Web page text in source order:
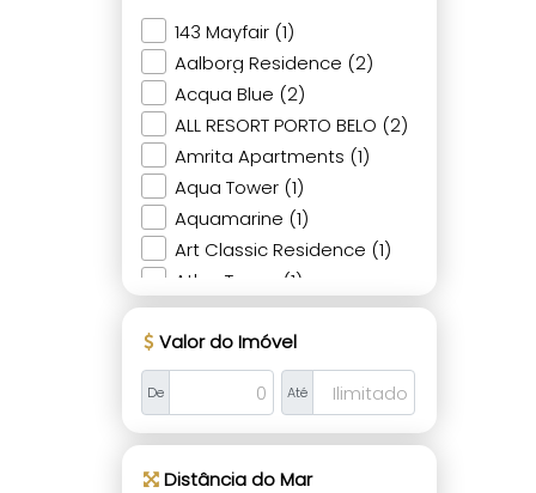
143 Mayfair (1)
Aalborg Residence (2)
Acqua Blue (2)
ALL RESORT PORTO BELO (2)
Amrita Apartments (1)
Aqua Tower (1)
Aquamarine (1)
Art Classic Residence (1)
Atlan Tower (1)
Atlantic Paradise Towers (2)
Atol Das Rocas (1)
Baía de Bali (1)
Baruk Residence (1)
Beach Leak Residence (1)
Beach Tower (1)
Valor do Imóvel
De Até
Distância do Mar